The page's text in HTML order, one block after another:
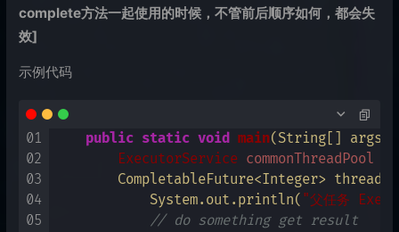
complete方法一起使用的时候，不管前后顺序如何，都会失
效]
示例代码
01
02
03
04
05
public static void main(String[] args)
ExecutorService commonThreadPool
CompletableFuture<Integer>
            System.out.println(
"父任务
// do something get result